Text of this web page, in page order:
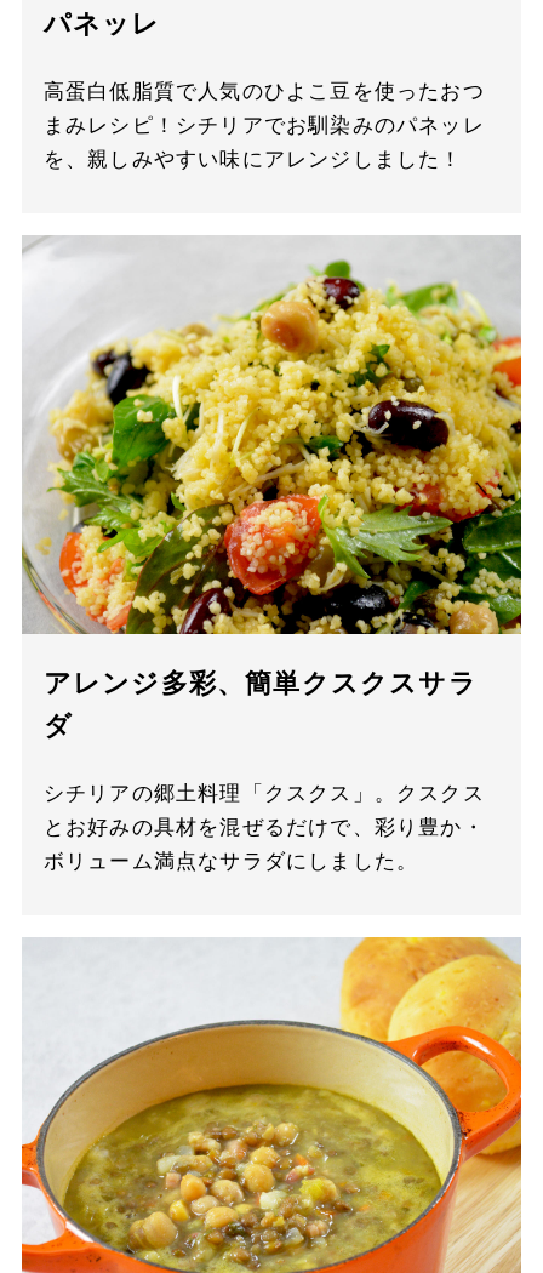
パネッレ
高蛋白低脂質で人気のひよこ豆を使ったおつ
まみレシピ！シチリアでお馴染みのパネッレ
を、親しみやすい味にアレンジしました！
アレンジ多彩、簡単クスクスサラ
ダ
シチリアの郷土料理「クスクス」。クスクス
とお好みの具材を混ぜるだけで、彩り豊か・
ボリューム満点なサラダにしました。